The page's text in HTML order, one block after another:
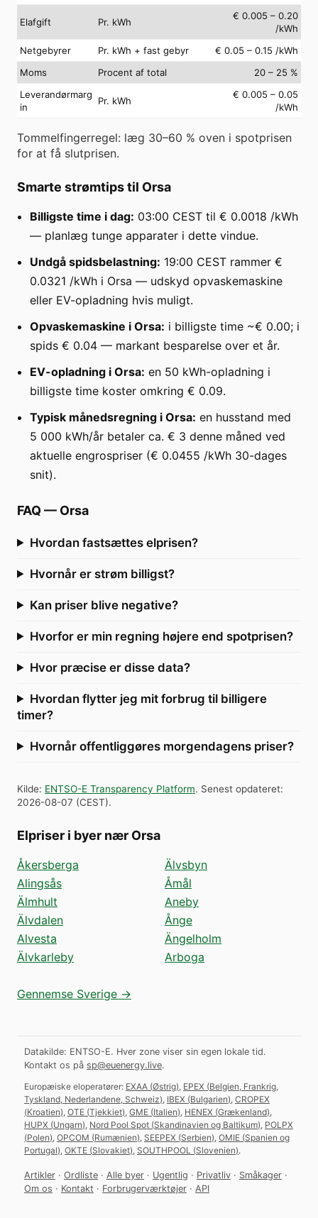
Elafgift Pr. kWh
€ 0.005 – 0.20
/kWh
Netgebyrer
Pr. kWh + fast gebyr
€ 0.05 – 0.15 /kWh
Moms
Procent af total
20 – 25 %
Leverandørmarg
in
Pr. kWh
€ 0.005 – 0.05
/kWh
Tommelfingerregel: læg 30–60 % oven i spotprisen
for at få slutprisen.
Smarte strømtips til Orsa
Billigste time i dag: 03:00 CEST til € 0.0018 /kWh
— planlæg tunge apparater i dette vindue.
Undgå spidsbelastning: 19:00 CEST rammer €
0.0321 /kWh i Orsa — udskyd opvaskemaskine
eller EV-opladning hvis muligt.
Opvaskemaskine i Orsa: i billigste time ~€ 0.00; i
spids € 0.04 — markant besparelse over et år.
EV-opladning i Orsa: en 50 kWh-opladning i
billigste time koster omkring € 0.09.
Typisk månedsregning i Orsa: en husstand med
5 000 kWh/år betaler ca. € 3 denne måned ved
aktuelle engrospriser (€ 0.0455 /kWh 30-dages
snit).
FAQ — Orsa
Hvordan fastsættes elprisen?
Hvornår er strøm billigst?
Kan priser blive negative?
Hvorfor er min regning højere end spotprisen?
Hvor præcise er disse data?
Hvordan flytter jeg mit forbrug til billigere
timer?
Hvornår offentliggøres morgendagens priser?
Kilde: ENTSO-E Transparency Platform. Senest opdateret:
2026-08-07 (CEST).
Elpriser i byer nær Orsa
Åkersberga
Alingsås
Älmhult
Älvdalen
Alvesta
Älvkarleby
Älvsbyn
Åmål
Aneby
Ånge
Ängelholm
Arboga
Gennemse Sverige →
Datakilde: ENTSO-E. Hver zone viser sin egen lokale tid.
Kontakt os på sp@euenergy.live.
Europæiske eloperatører: EXAA (Østrig) EPEX (Belgien, Frankrig,
Tyskland, Nederlandene, Schweiz) IBEX (Bulgarien) CROPEX
(Kroatien) OTE (Tjekkiet) GME (Italien) HENEX (Grækenland)
HUPX (Ungarn) Nord Pool Spot (Skandinavien og Baltikum) POLPX
(Polen) OPCOM (Rumænien) SEEPEX (Serbien) OMIE (Spanien og
Portugal) OKTE (Slovakiet) SOUTHPOOL (Slovenien).
Artikler · Ordliste · Alle byer · Ugentlig · Privatliv · Småkager ·
Om os · Kontakt · Forbrugerværktøjer · API